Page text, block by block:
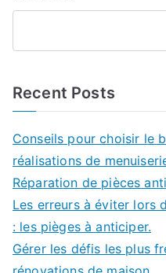
Recent Posts
Conseils pour choisir le
réalisations de
Réparation de pièces
Les erreurs à éviter lors
: les pièges à anticiper.
Gérer les défis les plus